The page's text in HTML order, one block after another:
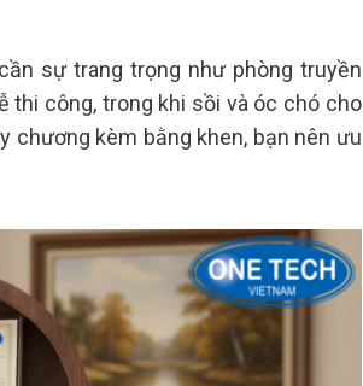
sự trang trọng như phòng truyền
thi công, trong khi sồi và óc chó cho
chương kèm bằng khen, bạn nên ưu